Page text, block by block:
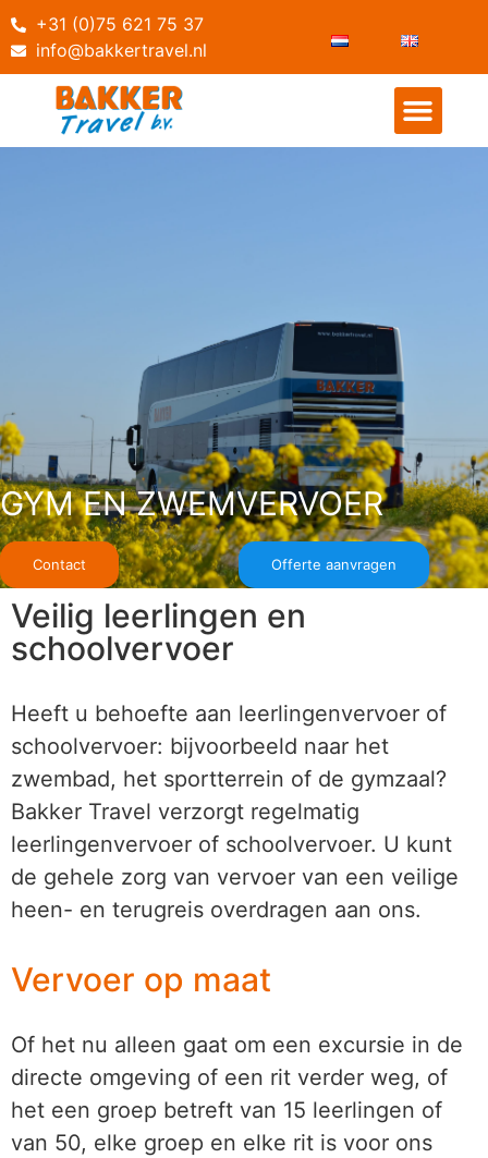
+31 (0)75 621 75 37
info@bakkertravel.nl
GYM EN ZWEMVERVOER
Contact Offerte aanvragen
Veilig leerlingen en
schoolvervoer
Heeft u behoefte aan leerlingenvervoer of
schoolvervoer: bijvoorbeeld naar het
zwembad, het sportterrein of de gymzaal?
Bakker Travel verzorgt regelmatig
leerlingenvervoer of schoolvervoer. U kunt
de gehele zorg van vervoer van een veilige
heen- en terugreis overdragen aan ons.
Vervoer op maat
Of het nu alleen gaat om een excursie in de
directe omgeving of een rit verder weg, of
het een groep betreft van 15 leerlingen of
van 50, elke groep en elke rit is voor ons